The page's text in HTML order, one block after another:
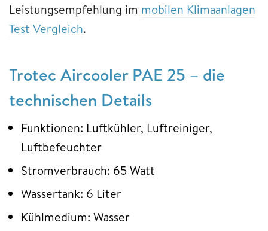
Leistungsempfehlung im mobilen Klimaanlagen
Test Vergleich.
Trotec Aircooler PAE 25 – die
technischen Details
Funktionen: Luftkühler, Luftreiniger,
Luftbefeuchter
Stromverbrauch: 65 Watt
Wassertank: 6 Liter
Kühlmedium: Wasser